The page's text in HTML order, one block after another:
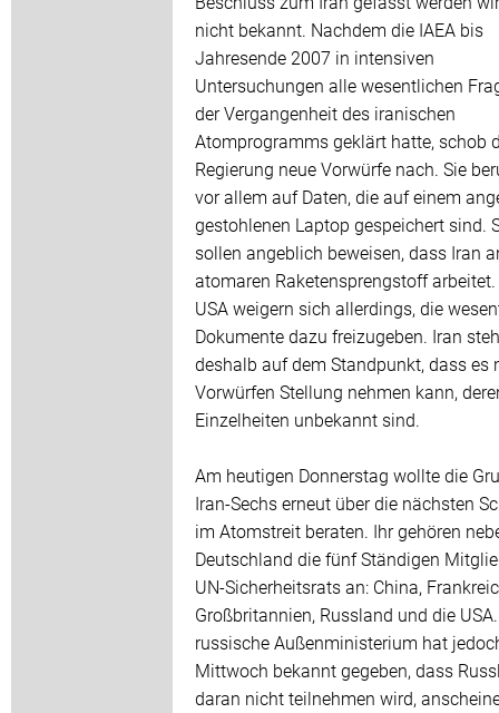
nicht bekannt. Nachdem die IAEA bis
Jahresende 2007 in intensiven
Untersuchungen alle wesentlichen
der Vergangenheit des iranischen
Atomprogramms geklärt hatte, schob
Regierung neue Vorwürfe nach. Sie
vor allem auf Daten, die auf einem
gestohlenen Laptop gespeichert sind.
sollen angeblich beweisen, dass Iran
atomaren Raketensprengstoff arbeitet.
USA weigern sich allerdings, die
Dokumente dazu freizugeben. Iran
deshalb auf dem Standpunkt, dass es
Vorwürfen Stellung nehmen kann,
Einzelheiten unbekannt sind.
Am heutigen Donnerstag wollte die
Iran-Sechs erneut über die nächsten
im Atomstreit beraten. Ihr gehören
Deutschland die fünf Ständigen
UN-Sicherheitsrats an: China,
Großbritannien, Russland und die
russische Außenministerium hat
Mittwoch bekannt gegeben, dass
daran nicht teilnehmen wird,